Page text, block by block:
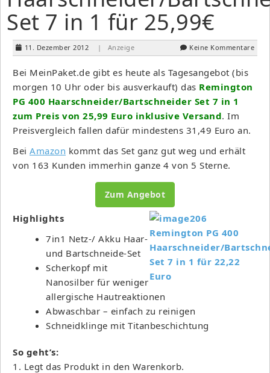
Set 7 in 1 für 25,99€
11. Dezember 2012 | Anzeige Keine Kommentare
Bei MeinPaket.de gibt es heute als Tagesangebot (bis
morgen 10 Uhr oder bis ausverkauft) das Remington
PG 400 Haarschneider/Bartschneider Set 7 in 1
zum Preis von 25,99 Euro inklusive Versand. Im
Preisvergleich fallen dafür mindestens 31,49 Euro an.
Bei Amazon kommt das Set ganz gut weg und erhält
von 163 Kunden immerhin ganze 4 von 5 Sterne.
Zum Angebot
Highlights
7in1 Netz-/ Akku Haar-
und Bartschneide-Set
Scherkopf mit
Nanosilber für weniger
allergische Hautreaktionen
Abwaschbar – einfach zu reinigen
Schneidklinge mit Titanbeschichtung
So geht’s:
1. Legt das Produkt in den Warenkorb.